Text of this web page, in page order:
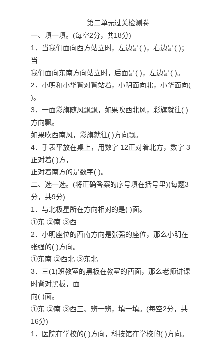
一、填一填。(每空2分，共18分)
1．当我们面向西方站立时，左边是( )，右边是( )；
当
我们面向东南方向站立时，后面是( )，左边是( )。
2．小明和小华背对背站着，小明面向北，小华面向(
)。
3．一面彩旗随风飘飘，如果吹西北风，彩旗就往( )
方向飘。
如果吹西南风，彩旗就往( )方向飘。
4．手表平放在桌上，用数字 12正对着北方，数字 3
正对着( )方，
正对着南方的是数字( )。
二、选一选。(将正确答案的序号填在括号里)(每题3
分，共9分)
1．与北极星所在方向相对的是( )面。
①东 ②南 ③西
2．小明座位的西南方向是张强的座位，那么小明在
张强的( )方向。
①东南 ②西北 ③东北
3．三(1)班教室的黑板在教室的西面，那么老师讲课
时背对黑板，面
向( )面。
①东 ②南 ③西三、辨一辨，填一填。(每空2分，共
16分)
1．医院在学校的( )方向，科技馆在学校的( )方向。